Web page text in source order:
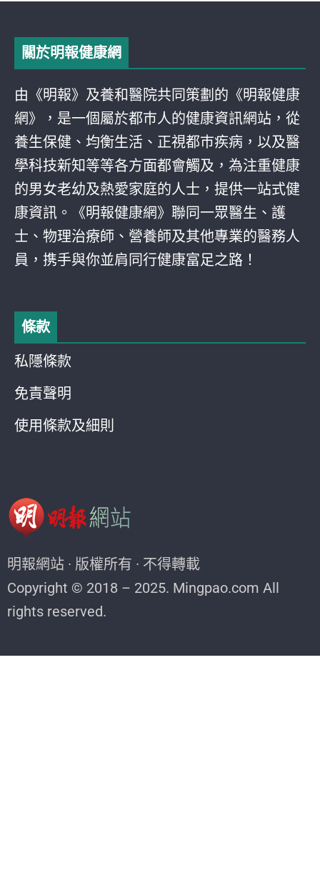
關於明報健康網
由《明報》及養和醫院共同策劃的《明報健康
網》，是一個屬於都巿人的健康資訊網站，從
養生保健、均衡生活、正視都巿疾病，以及醫
學科技新知等等各方面都會觸及，為注重健康
的男女老幼及熱愛家庭的人士，提供一站式健
康資訊。《明報健康網》聯同一眾醫生、護
士、物理治療師、營養師及其他專業的醫務人
員，携手與你並肩同行健康富足之路！
條款
私隱條款
免責聲明
使用條款及細則
明報網站 · 版權所有 · 不得轉載
Copyright © 2018 – 2025. Mingpao.com All
rights reserved.